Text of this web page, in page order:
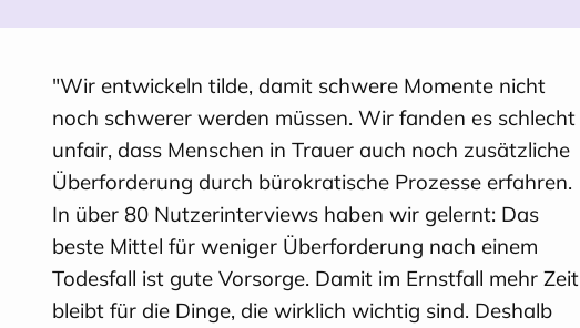
"Wir entwickeln tilde, damit schwere Momente nicht
noch schwerer werden müssen. Wir fanden es schlecht
unfair, dass Menschen in Trauer auch noch zusätzliche
Überforderung durch bürokratische Prozesse erfahren.
In über 80 Nutzerinterviews haben wir gelernt: Das
beste Mittel für weniger Überforderung nach einem
Todesfall ist gute Vorsorge. Damit im Ernstfall mehr Zeit
bleibt für die Dinge, die wirklich wichtig sind. Deshalb